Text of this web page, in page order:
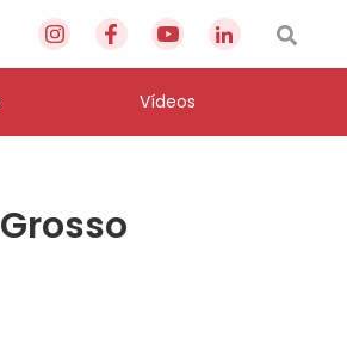
Vídeos